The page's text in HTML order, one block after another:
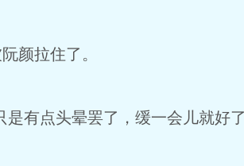
颜拉住了。
是有点头晕罢了，缓一会儿就好